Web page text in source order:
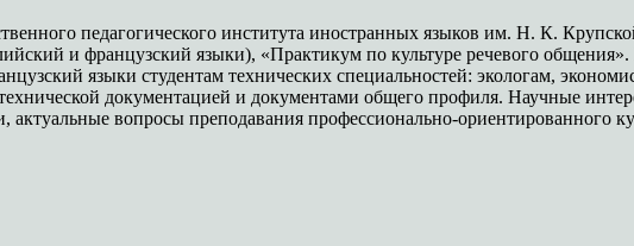
педагогического института иностранных языков им. Н. К.
и французский языки), «Практикум по культуре речевого
языки студентам технических специальностей: экологам,
документацией и документами общего профиля. Научные
вопросы преподавания профессионально-ориентированного